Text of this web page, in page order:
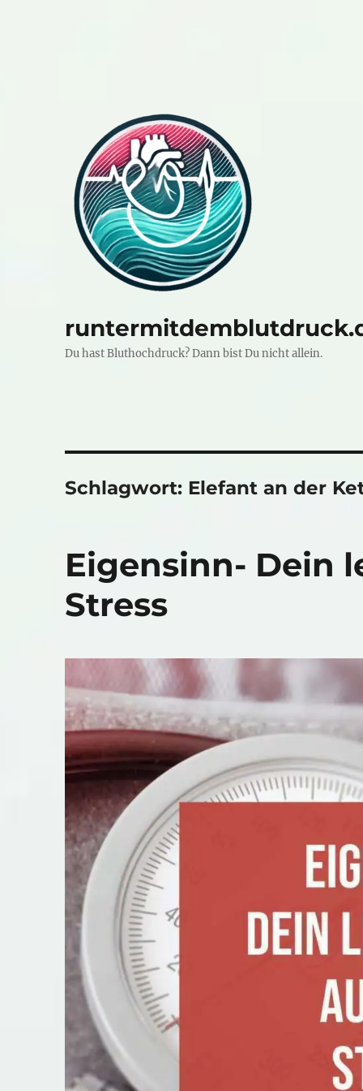
Du hast Bluthochdruck? Dann bist Du nicht allein.
Schlagwort: Elefant an der
Eigensinn- Dein
Stress